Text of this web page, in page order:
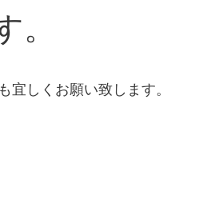
。
宜しくお願い致します。